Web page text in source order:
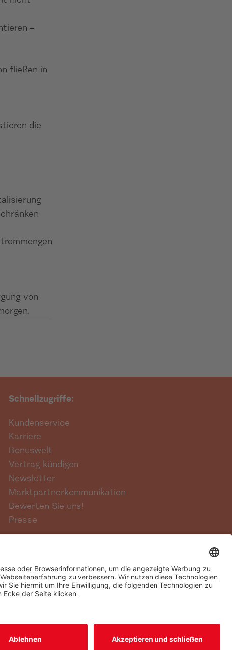
–
fließen in
die
von
Schnellzugriffe:
Kundenservice
Karriere
Bonuswelt
Vertrag kündigen
Newsletter
Marktpartnerkommunikation
Bewerten Sie uns!
Presse
Streitbeilegung Sitemap Barrierefreiheit